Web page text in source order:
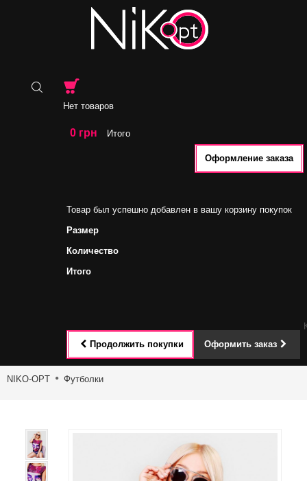
Нет товаров
0 грн Итого
Оформление заказа
Товар был успешно добавлен в вашу корзину покупок
Размер
Количество
Итого
Продолжить покупки Оформить заказ
Toggle
NIKO-OPT Футболки